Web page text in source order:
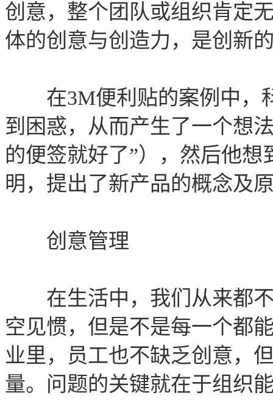
创意，整个团队或组织肯定
体的创意与创造力，是创新
在3M便利贴的案例中，
到困惑，从而产生了一个想
的便签就好了”），然后他
明，提出了新产品的概念及
创意管理
在生活中，我们从来都不
空见惯，但是不是每一个都
业里，员工也不缺乏创意，
量。问题的关键就在于组织